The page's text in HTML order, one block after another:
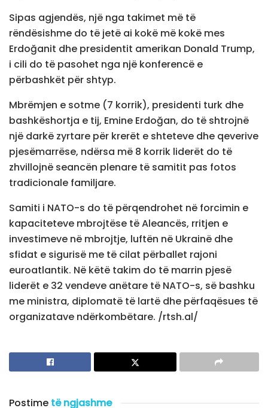
Sipas agjendës, një nga takimet më të
rëndësishme do të jetë ai kokë më kokë mes
Erdoğanit dhe presidentit amerikan Donald Trump,
i cili do të pasohet nga një konferencë e
përbashkët për shtyp.
Mbrëmjen e sotme (7 korrik), presidenti turk dhe
bashkëshortja e tij, Emine Erdoğan, do të shtrojnë
një darkë zyrtare për krerët e shteteve dhe qeverive
pjesëmarrëse, ndërsa më 8 korrik liderët do të
zhvillojnë seancën plenare të samitit pas fotos
tradicionale familjare.
Samiti i NATO-s do të përqendrohet në forcimin e
kapaciteteve mbrojtëse të Aleancës, rritjen e
investimeve në mbrojtje, luftën në Ukrainë dhe
sfidat e sigurisë me të cilat përballet rajoni
euroatlantik. Në këtë takim do të marrin pjesë
liderët e 32 vendeve anëtare të NATO-s, së bashku
me ministra, diplomatë të lartë dhe përfaqësues të
organizatave ndërkombëtare. /rtsh.al/
Postime të ngjashme